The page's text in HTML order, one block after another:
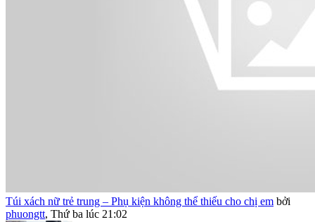
Túi xách nữ trẻ trung – Phụ kiện không thể thiếu cho chị em bởi
phuongtt, Thứ ba lúc 21:02